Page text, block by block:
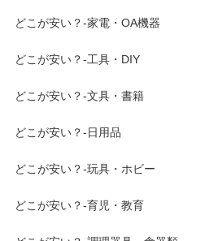
どこが安い？-家電・OA機器
どこが安い？-工具・DIY
どこが安い？-文具・書籍
どこが安い？-日用品
どこが安い？-玩具・ホビー
どこが安い？-育児・教育